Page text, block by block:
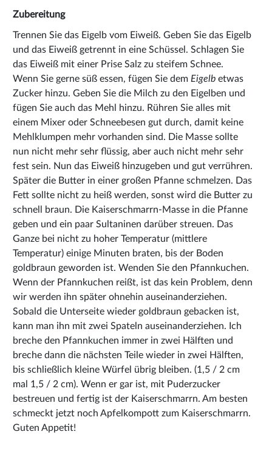
Zubereitung
Trennen Sie das Eigelb vom Eiweiß. Geben Sie das Eigelb
und das Eiweiß getrennt in eine Schüssel. Schlagen Sie
das Eiweiß mit einer Prise Salz zu steifem Schnee.
Wenn Sie gerne süß essen, fügen Sie dem Eigelb etwas
Zucker hinzu. Geben Sie die Milch zu den Eigelben und
fügen Sie auch das Mehl hinzu. Rühren Sie alles mit
einem Mixer oder Schneebesen gut durch, damit keine
Mehlklumpen mehr vorhanden sind. Die Masse sollte
nun nicht mehr sehr flüssig, aber auch nicht mehr sehr
fest sein. Nun das Eiweiß hinzugeben und gut verrühren.
Später die Butter in einer großen Pfanne schmelzen. Das
Fett sollte nicht zu heiß werden, sonst wird die Butter zu
schnell braun. Die Kaiserschmarrn-Masse in die Pfanne
geben und ein paar Sultaninen darüber streuen. Das
Ganze bei nicht zu hoher Temperatur (mittlere
Temperatur) einige Minuten braten, bis der Boden
goldbraun geworden ist. Wenden Sie den Pfannkuchen.
Wenn der Pfannkuchen reißt, ist das kein Problem, denn
wir werden ihn später ohnehin auseinanderziehen.
Sobald die Unterseite wieder goldbraun gebacken ist,
kann man ihn mit zwei Spateln auseinanderziehen. Ich
breche den Pfannkuchen immer in zwei Hälften und
breche dann die nächsten Teile wieder in zwei Hälften,
bis schließlich kleine Würfel übrig bleiben. (1,5 / 2 cm
mal 1,5 / 2 cm). Wenn er gar ist, mit Puderzucker
bestreuen und fertig ist der Kaiserschmarrn. Am besten
schmeckt jetzt noch Apfelkompott zum Kaiserschmarrn.
Guten Appetit!